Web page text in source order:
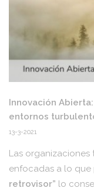
Innovación
entornos
13-3-2021
Las
enfocadas a lo
retrovisor” lo